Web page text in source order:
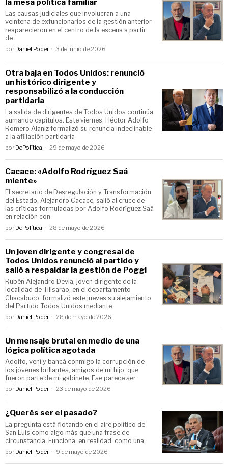
Las causas judiciales que involucran a una
veintena de exfuncionarios de la gestión anterior
reaparecieron en el centro de la escena a partir
de
por Daniel Poder 3 de junio de 2026
Otra baja en Todos Unidos: renunció
un histórico dirigente y
responsabilizó a la conducción
partidaria
La salida de dirigentes de Todos Unidos continúa
sumando capítulos. Este viernes, Héctor Adolfo
Romero Alaniz formalizó su renuncia indeclinable
a la afiliación partidaria
por DePolítica 29 de mayo de 2026
Cacace: «Adolfo Rodríguez Saá
miente»
El secretario de Desregulación y Transformación
del Estado, Alejandro Cacace, salió al cruce de
las críticas formuladas por Adolfo Rodríguez Saá
en relación con
por DePolítica 28 de mayo de 2026
Un joven dirigente y congresal de
Todos Unidos renunció al partido y
salió a respaldar la gestión de Poggi
Rubén Alejandro Devia, joven dirigente de la
localidad de Tilisarao, en el departamento
Chacabuco, formalizó este jueves su alejamiento
del Partido Todos Unidos mediante
por Daniel Poder 28 de mayo de 2026
Un mensaje brutal en medio de una
lógica política agotada
Adolfo, vení y bancá conmigo la corrupción de
los jóvenes brillantes, amigos de mi hijo, que
fueron parte de mi gabinete. Ese parece ser
por Daniel Poder 23 de mayo de 2026
¿Querés ser el pasado?
La pregunta está flotando en el aire político de
San Luis como algo más que una frase de
circunstancia. Funciona, en realidad, como una
por Daniel Poder 9 de mayo de 2026